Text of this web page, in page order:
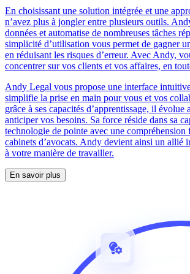
En choisissant une solution intégrée et une
n’avez plus à jongler entre plusieurs outils.
données et automatise de nombreuses tâches
simplicité d’utilisation vous permet de gagner
en réduisant les risques d’erreur. Avec Andy,
concentrer sur vos clients et vos affaires, en
Andy Legal vous propose une interface
simplifie la prise en main pour vous et vos
grâce à ses capacités d’apprentissage, il évolue
anticiper vos besoins. Sa force réside dans sa
technologie de pointe avec une compréhension
cabinets d’avocats. Andy devient ainsi un allié
à votre manière de travailler.
En savoir plus